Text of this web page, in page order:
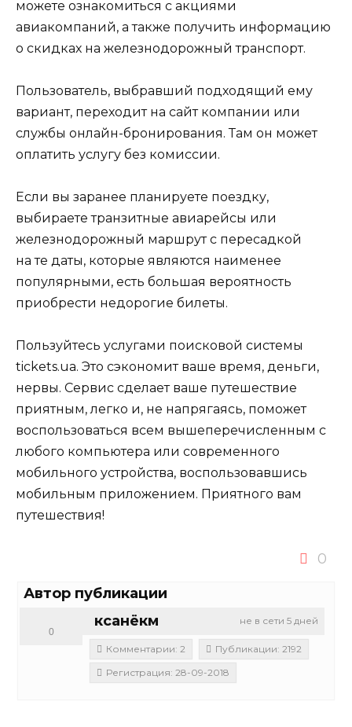
можете ознакомиться с акциями
авиакомпаний, а также получить информацию
о скидках на железнодорожный транспорт.
Пользователь, выбравший подходящий ему
вариант, переходит на сайт компании или
службы онлайн-бронирования. Там он может
оплатить услугу без комиссии.
Если вы заранее планируете поездку,
выбираете транзитные авиарейсы или
железнодорожный маршрут с пересадкой
на те даты, которые являются наименее
популярными, есть большая вероятность
приобрести недорогие билеты.
Пользуйтесь услугами поисковой системы
tickets.ua. Это сэкономит ваше время, деньги,
нервы. Сервис сделает ваше путешествие
приятным, легко и, не напрягаясь, поможет
воспользоваться всем вышеперечисленным с
любого компьютера или современного
мобильного устройства, воспользовавшись
мобильным приложением. Приятного вам
путешествия!
0
Автор публикации
не в сети 5 дней
ксанёкм
0
Комментарии: 2
Публикации: 2192
Регистрация: 28-09-2018